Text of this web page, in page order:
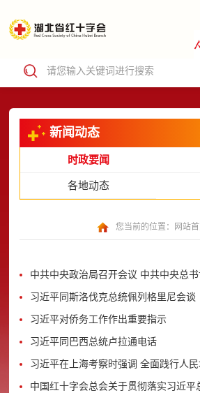
新闻动态
时政要闻
各地动态
您当前的位置： 网站
中共中央政治局召开会议 中共中央总书
近平主持会议
习近平同斯洛伐克总统佩列格里尼会谈
习近平对侨务工作作出重要指示
习近平同巴西总统卢拉通电话
习近平在上海考察时强调 全面践行人民
理念 高质量推进城市更新
中国红十字会总会关于贯彻落实习近平